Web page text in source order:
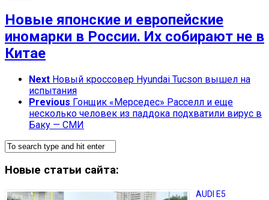
Новые японские и европейские
иномарки в России. Их собирают не в
Китае
Next Новый кроссовер Hyundai Tucson вышел на
испытания
Previous Гонщик «Мерседес» Расселл и еще
несколько человек из паддока подхватили вирус в
Баку — СМИ
Новые статьи сайта:
AUDI E5